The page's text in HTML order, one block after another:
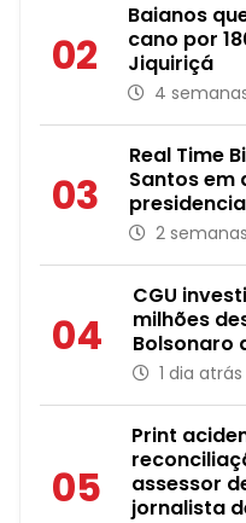
02
Baianos
cano por
Jiquiriçá
4
03
Real Time
Santos em
2
04
CGU
milhões
Bolsonaro
1 dia atrás
05
Print
assessor
jornalista